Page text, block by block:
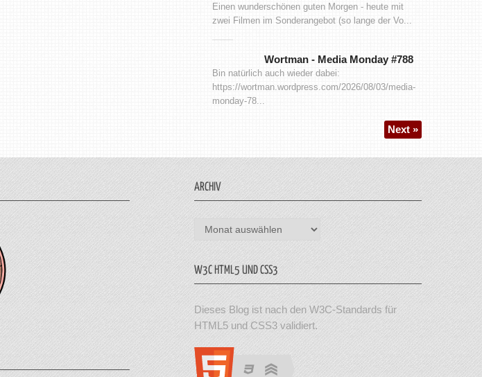
Einen wunderschönen guten Morgen - heute mit
zwei Filmen im Sonderangebot (so lange der Vo...
Wortman- Media Monday #788
Bin natürlich auch wieder dabei:
https://wortman.wordpress.com/2026/08/03/media-
monday-78...
Next »
ARCHIV
Archiv
W3C HTML5 UND CSS3
Dieses Blog ist nach den W3C-Standards für
HTML5 und CSS3 validiert.